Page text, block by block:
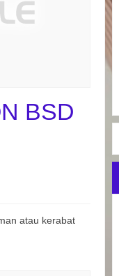
BSD
atau kerabat